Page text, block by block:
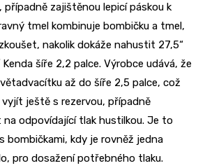
případně zajištěnou lepicí páskou k
tmel kombinuje bombičku a tmel,
nakolik dokáže nahustit 27,5“
šíře 2,2 palce. Výrobce udává, že
až do šíře 2,5 palce, což
ještě s rezervou, případně
odpovídající tlak hustilkou. Je to
bombičkami, kdy je rovněž jedna
pro dosažení potřebného tlaku.